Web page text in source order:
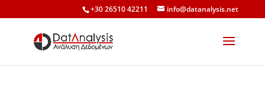
+30 26510 42211 info@datanalysis.net